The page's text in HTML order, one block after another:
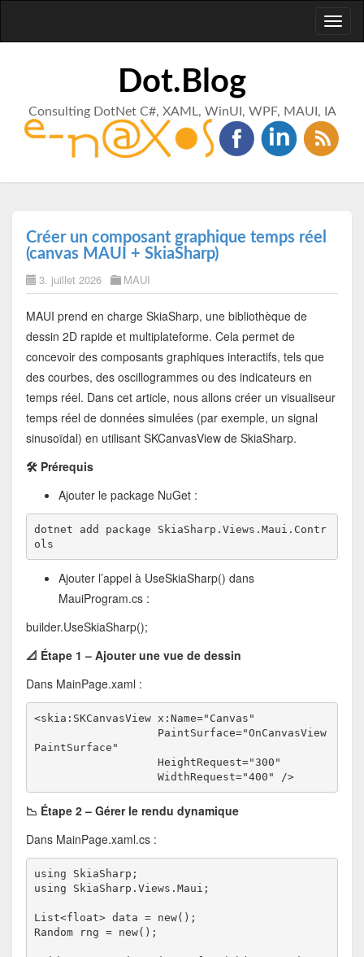
Dot.Blog
Consulting DotNet C#, XAML, WinUI, WPF, MAUI, IA
Créer un composant graphique temps réel
(canvas MAUI + SkiaSharp)
3. juillet 2026 MAUI
MAUI prend en charge SkiaSharp, une bibliothèque de
dessin 2D rapide et multiplateforme. Cela permet de
concevoir des composants graphiques interactifs, tels que
des courbes, des oscillogrammes ou des indicateurs en
temps réel. Dans cet article, nous allons créer un visualiseur
temps réel de données simulées (par exemple, un signal
sinusoïdal) en utilisant SKCanvasView de SkiaSharp.
🛠️ Prérequis
Ajouter le package NuGet :
dotnet add package SkiaSharp.Views.Maui.Contr
ols
Ajouter l’appel à UseSkiaSharp() dans
MauiProgram.cs :
builder.UseSkiaSharp();
📐 Étape 1 – Ajouter une vue de dessin
Dans MainPage.xaml :
<skia:SKCanvasView x:Name="Canvas"
PaintSurface="OnCanvasView
PaintSurface"
HeightRequest="300"
WidthRequest="400" />
📉 Étape 2 – Gérer le rendu dynamique
Dans MainPage.xaml.cs :
using SkiaSharp;
using SkiaSharp.Views.Maui;
List<float> data = new();
Random rng = new();